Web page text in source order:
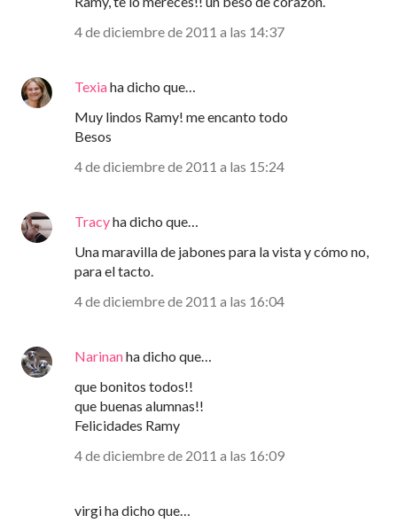
4 de diciembre de 2011 a las 14:37
Texiaha dicho que…
Muy lindos Ramy! me encanto todo
Besos
4 de diciembre de 2011 a las 15:24
Tracyha dicho que…
Una maravilla de jabones para la vista y cómo no,
para el tacto.
4 de diciembre de 2011 a las 16:04
Narinanha dicho que…
que bonitos todos!!
que buenas alumnas!!
Felicidades Ramy
4 de diciembre de 2011 a las 16:09
virgi ha dicho que…